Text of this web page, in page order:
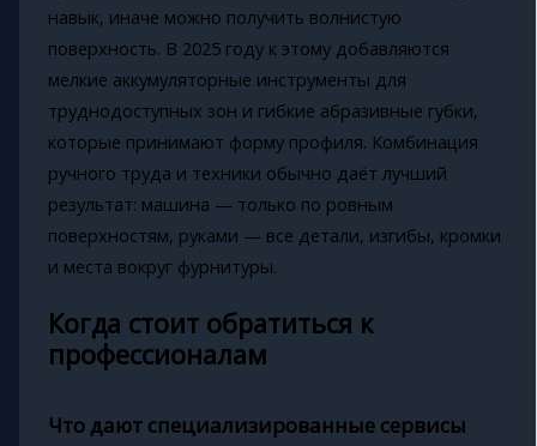
навык, иначе можно получить волнистую
поверхность. В 2025 году к этому добавляются
мелкие аккумуляторные инструменты для
труднодоступных зон и гибкие абразивные губки,
которые принимают форму профиля. Комбинация
ручного труда и техники обычно даёт лучший
результат: машина — только по ровным
поверхностям, руками — все детали, изгибы, кромки
и места вокруг фурнитуры.
Когда стоит обратиться к
профессионалам
Что дают специализированные сервисы